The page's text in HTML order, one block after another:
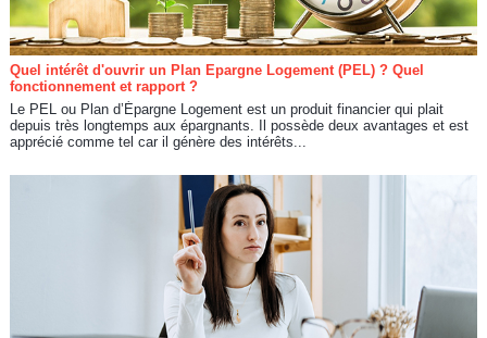
Quel intérêt d'ouvrir un Plan Epargne Logement (PEL) ? Quel
fonctionnement et rapport ?
Le PEL ou Plan d’Épargne Logement est un produit financier qui plait
depuis très longtemps aux épargnants. Il possède deux avantages et est
apprécié comme tel car il génère des intérêts...